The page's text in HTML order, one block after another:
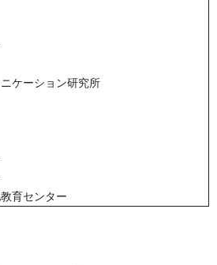
ケーション研究所
育センター